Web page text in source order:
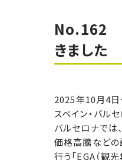
No.162
きました
2025年10月4日
スペイン・バル
バルセロナでは
価格高騰などの
行う「EGA（観